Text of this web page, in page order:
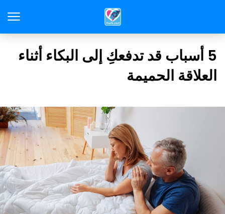
5 أسباب قد تدفعكِ إلى البكاء أثناء
العلاقة الحميمة